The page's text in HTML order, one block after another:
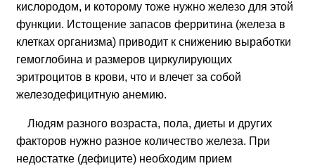
кислородом, и которому тоже нужно железо для этой
функции. Истощение запасов ферритина (железа в
клетках организма) приводит к снижению выработки
гемоглобина и размеров циркулирующих
эритроцитов в крови, что и влечет за собой
железодефицитную анемию.
Людям разного возраста, пола, диеты и других
факторов нужно разное количество железа. При
недостатке (дефиците) необходим прием